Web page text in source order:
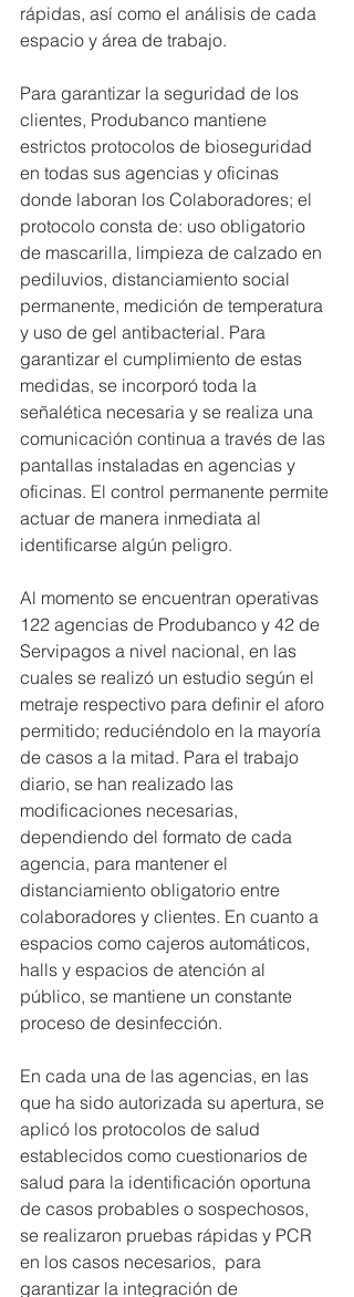
rápidas, así como el análisis de cada
espacio y área de trabajo.
Para garantizar la seguridad de los
clientes, Produbanco mantiene
estrictos protocolos de bioseguridad
en todas sus agencias y oficinas
donde laboran los Colaboradores; el
protocolo consta de: uso obligatorio
de mascarilla, limpieza de calzado en
pediluvios, distanciamiento social
permanente, medición de temperatura
y uso de gel antibacterial. Para
garantizar el cumplimiento de estas
medidas, se incorporó toda la
señalética necesaria y se realiza una
comunicación continua a través de las
pantallas instaladas en agencias y
oficinas. El control permanente permite
actuar de manera inmediata al
identificarse algún peligro.
Al momento se encuentran operativas
122 agencias de Produbanco y 42 de
Servipagos a nivel nacional, en las
cuales se realizó un estudio según el
metraje respectivo para definir el aforo
permitido; reduciéndolo en la mayoría
de casos a la mitad. Para el trabajo
diario, se han realizado las
modificaciones necesarias,
dependiendo del formato de cada
agencia, para mantener el
distanciamiento obligatorio entre
colaboradores y clientes. En cuanto a
espacios como cajeros automáticos,
halls y espacios de atención al
público, se mantiene un constante
proceso de desinfección.
En cada una de las agencias, en las
que ha sido autorizada su apertura, se
aplicó los protocolos de salud
establecidos como cuestionarios de
salud para la identificación oportuna
de casos probables o sospechosos,
se realizaron pruebas rápidas y PCR
en los casos necesarios,  para
garantizar la integración de